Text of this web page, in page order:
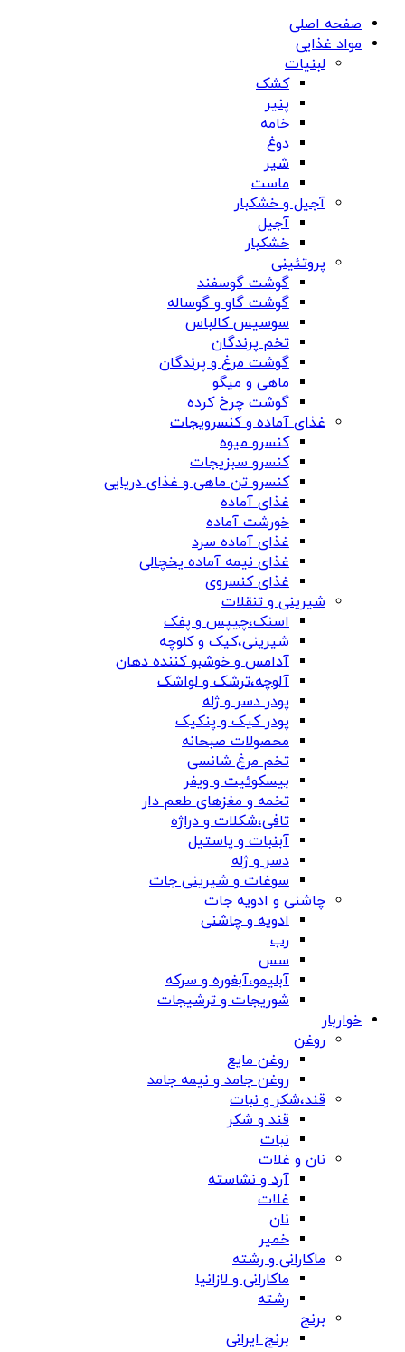
صفحه اصلی
مواد غذایی
لبنیات
کشک
پنیر
خامه
دوغ
شیر
ماست
آجیل و خشکبار
آجیل
خشکبار
پروتئینی
گوشت گوسفند
گوشت گاو و گوساله
سوسیس کالباس
تخم پرندگان
گوشت مرغ و پرندگان
ماهی و میگو
گوشت چرخ کرده
غذای آماده و کنسرویجات
کنسرو میوه
کنسرو سبزیجات
کنسرو تن ماهی و غذای دریایی
غذای آماده
خورشت آماده
غذای آماده سرد
غذای نیمه آماده یخچالی
غذای کنسروی
شیرینی و تنقلات
اسنک،چیپس و پفک
شیرینی،کیک و کلوچه
آدامس و خوشبو کننده دهان
آلوچه،ترشک و لواشک
پودر دسر و ژله
پودر کیک و پنکیک
محصولات صبحانه
تخم مرغ شانسی
بیسکوئیت و ویفر
تخمه و مغزهای طعم دار
تافی،شکلات و دراژه
آبنبات و پاستیل
دسر و ژله
سوغات و شیرینی جات
چاشنی و ادویه جات
ادویه و چاشنی
رب
سس
آبلیمو،آبغوره و سرکه
شوریجات و ترشیجات
خواربار
روغن
روغن مایع
روغن جامد و نیمه جامد
قند،شکر و نبات
قند و شکر
نبات
نان و غلات
آرد و نشاسته
غلات
نان
خمیر
ماکارانی و رشته
ماکارانی و لازانیا
رشته
برنج
برنج ایرانی